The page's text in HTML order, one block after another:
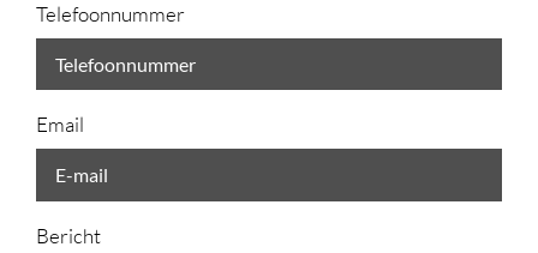
Telefoonnummer
Email
Bericht